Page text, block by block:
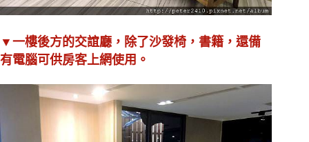
▼一樓後方的交誼廳，除了沙發椅，書籍，還備
有電腦可供房客上網使用。